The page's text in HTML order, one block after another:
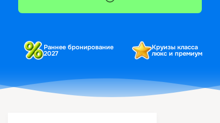
Раннее бронирование
2027
Круизы класса
люкс и премиум